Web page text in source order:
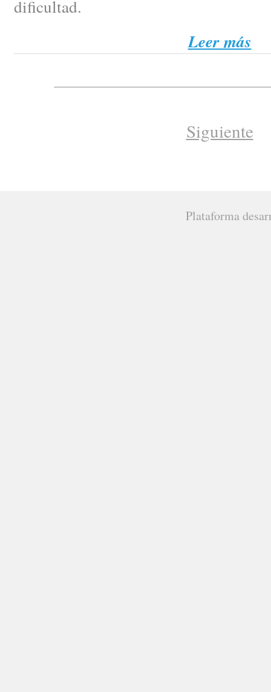
dificultad.
Leer más
Siguiente
Plataforma